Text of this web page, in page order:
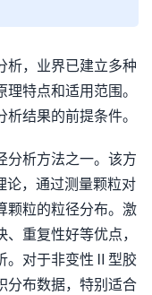
，业界已建立多种
特点和适用范围。
结果的前提条件。
分析方法之一。该方
论，通过测量颗粒对
颗粒的粒径分布。激
重复性好等优点，
。对于非变性Ⅱ型胶
分布数据，特别适合